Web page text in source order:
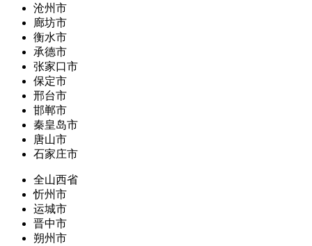
沧州市
廊坊市
衡水市
承德市
张家口市
保定市
邢台市
邯郸市
秦皇岛市
唐山市
石家庄市
全山西省
忻州市
运城市
晋中市
朔州市